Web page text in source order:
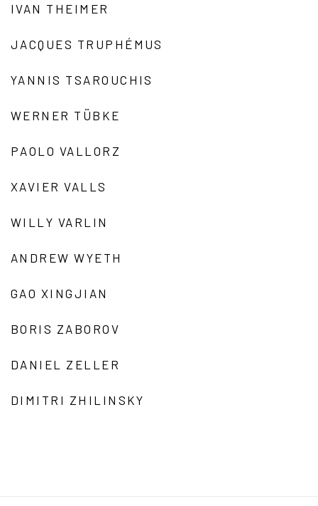
IVAN THEIMER
JACQUES TRUPHÉMUS
YANNIS TSAROUCHIS
WERNER TÜBKE
PAOLO VALLORZ
XAVIER VALLS
WILLY VARLIN
ANDREW WYETH
GAO XINGJIAN
BORIS ZABOROV
DANIEL ZELLER
DIMITRI ZHILINSKY